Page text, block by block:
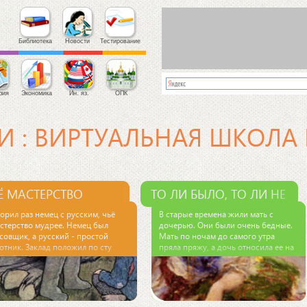
Библиотека Новости Тестирование
Экономика Ин. яз. ОПК
: ВИРТУАЛЬНАЯ ШКОЛА
МАСТЕРСТВО
раз немец с русским, чьё
мудрее. Немец был
а русский - простой
Заклад положил по сту
И уговорились, что через
сойтись и при честной
всякому своё мастерство.
из них хитрее по своей части
представить, тому и заклад
ТО ЛИ БЫЛО, ТО ЛИ НЕ
БЫЛО...
В старые времена жили мать с
дочерью. Они были очень бедные.
Мать по ночам до самого утра
пряла пряжу, а дочь относила ее на
базар, продавала, и этим они
добывали себе на пропитание.
Однажды женщина опять напряла
пряжи и дала ее дочери отнести на
базар. Девушка продала пряжу на